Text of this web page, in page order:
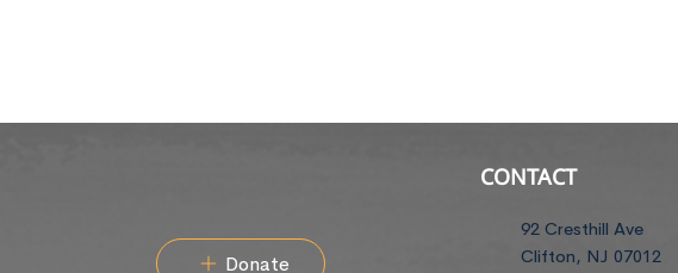
Donate
CONTACT
92 Cresthill Ave
Clifton, NJ 07012